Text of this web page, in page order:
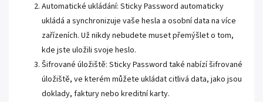
Automatické ukládání: Sticky Password automaticky
ukládá a synchronizuje vaše hesla a osobní data na více
zařízeních. Už nikdy nebudete muset přemýšlet o tom,
kde jste uložili svoje heslo.
Šifrované úložiště: Sticky Password také nabízí šifrované
úložiště, ve kterém můžete ukládat citlivá data, jako jsou
doklady, faktury nebo kreditní karty.